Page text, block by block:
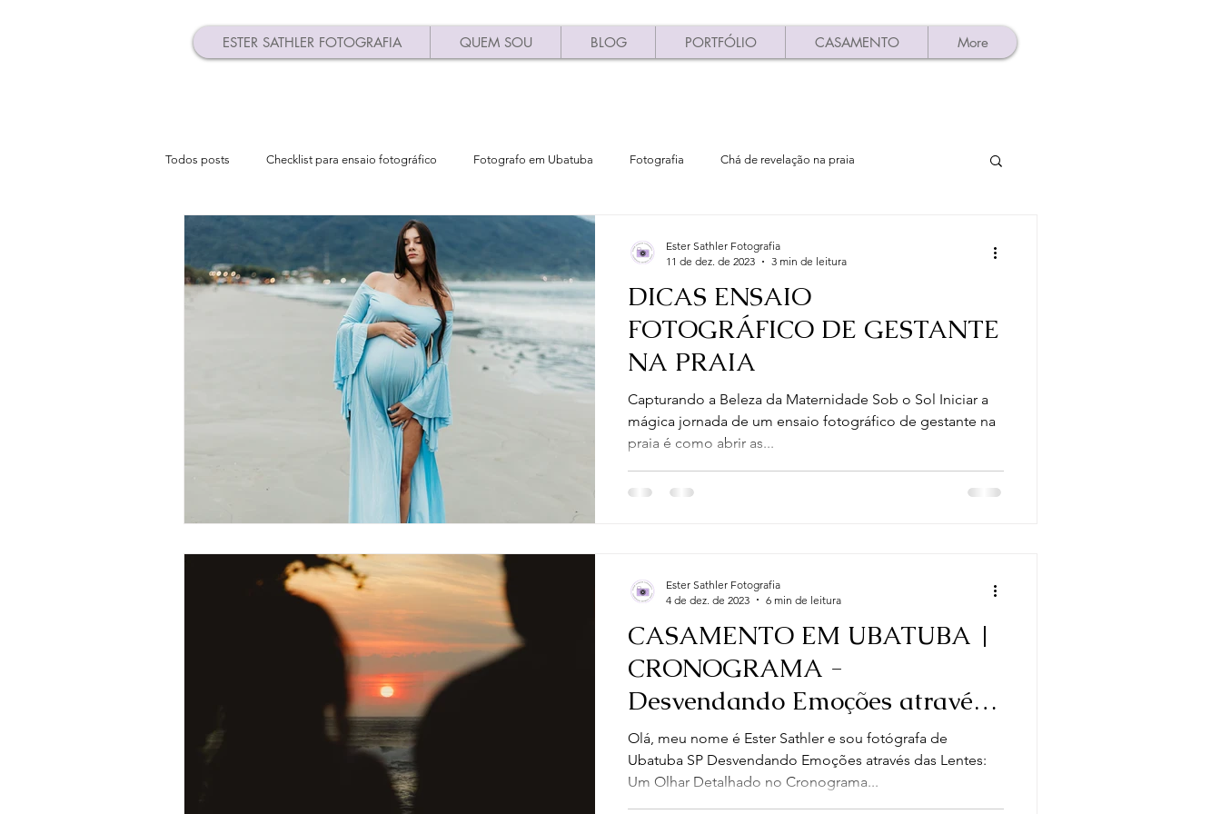
ESTER SATHLER FOTOGRAFIA QUEM SOU BLOG PORTFÓLIO CASAMENTO More
Todos posts Checklist para ensaio fotográfico Fotografo em Ubatuba Fotografia Chá de revelação na praia
Pendrive personalizado
Ubatuba São Paulo ensaio em ubatuba ensaio pre wedding em ubatuba As melhores praias de Ubatuba
As melhores praia de Caraguatatuba Ensaio em Caraguatatuba
DICAS ENSAIO
FOTOGRÁFICO DE GESTANTE
NA PRAIA
Capturando a Beleza da Maternidade Sob o Sol Iniciar a
mágica jornada de um ensaio fotográfico de gestante na
praia é como abrir as...
Ester Sathler Fotografia
11 de dez. de 2023
3 min de leitura
CASAMENTO EM UBATUBA |
CRONOGRAMA -
Desvendando Emoções através
das Lentes
Olá, meu nome é Ester Sathler e sou fotógrafa de
Ubatuba SP Desvendando Emoções através das Lentes:
Um Olhar Detalhado no Cronograma...
Ester Sathler Fotografia
4 de dez. de 2023
6 min de leitura